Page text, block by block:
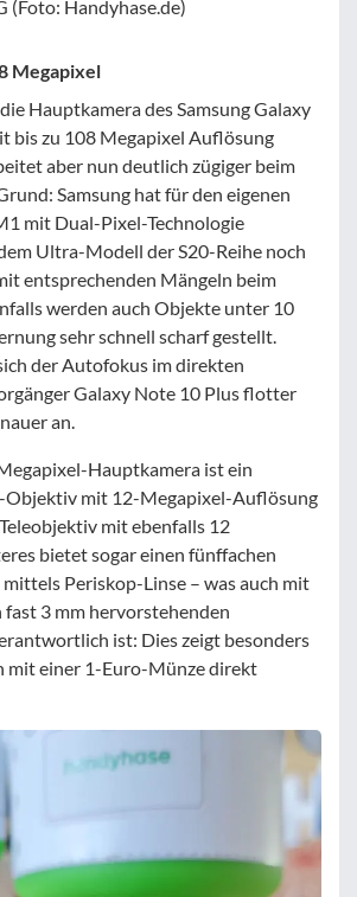
(Foto: Handyhase.de)
Megapixel
Hauptkamera des Samsung Galaxy
bis zu 108 Megapixel Auflösung
aber nun deutlich zügiger beim
Samsung hat für den eigenen
mit Dual-Pixel-Technologie
Ultra-Modell der S20-Reihe noch
entsprechenden Mängeln beim
werden auch Objekte unter 10
sehr schnell scharf gestellt.
der Autofokus im direkten
Galaxy Note 10 Plus flotter
an.
Hauptkamera ist ein
mit 12-Megapixel-Auflösung
mit ebenfalls 12
bietet sogar einen fünffachen
Periskop-Linse – was auch mit
3 mm hervorstehenden
ist: Dies zeigt besonders
mit einer 1-Euro-Münze direkt